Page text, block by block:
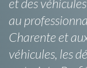
et des
au
Charente et
véhicules, les